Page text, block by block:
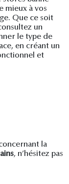
mieux à vos
Que ce soit
un
le type de
en créant un
et
la
, n’hésitez pas